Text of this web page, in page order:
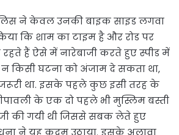
ने केवल उनकी बाइक साइड लगवा
कि शाम का टाइम है और रोड पर
हैं ऐसे में नारेबाजी करते हुए स्पीड में
किसी घटना को अंजाम दे सकता था,
था. इसके पहले कुछ इसी तरह के
के एक दो पहले भी मुस्लिम बस्ती
की गयी थी जिससे सबक लेते हुए
ने यह कदम उठाया. इसके अलावा